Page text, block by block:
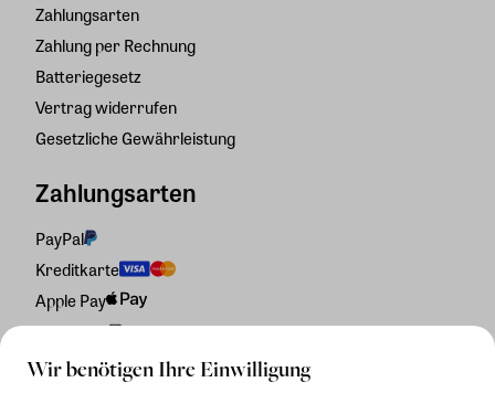
Wir benötigen Ihre Einwilligung
Zahlungsarten
Zahlung per Rechnung
Batteriegesetz
Vertrag widerrufen
Gesetzliche Gewährleistung
Zahlungsarten
PayPal
Kreditkarte
Apple Pay
Rechnung